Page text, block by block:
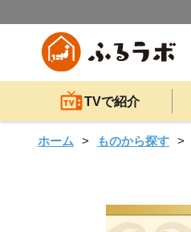
TVで紹介
ホーム ものから探す